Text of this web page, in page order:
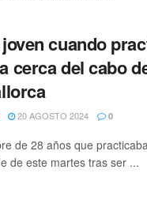
cuando
cerca del cabo
20 AGOSTO 2024 0
de 28 años que
de este martes tras ser ...